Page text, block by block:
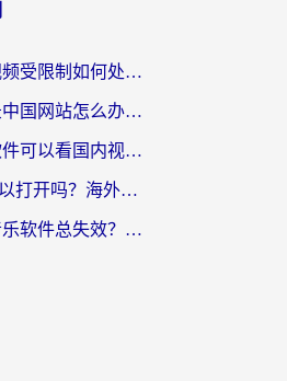
海外党必看：视频受限制如何处理？3步解决国内剧番“看不了”难题
在国外不能登录中国网站怎么办？3步选对回国加速器，无缝刷剧、办业务
在国外有什么软件可以看国内视频？留学生亲测的追剧救星来了
全民K歌国外可以打开吗？海外党听歌听书无限制的实用指南
国外能听歌的音乐软件总失效？这篇教你怎么在海外流畅听网易云